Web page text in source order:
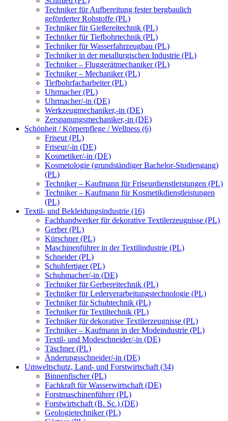
Techniker für Aufbereitung fester bergbaulich
geförderter Rohstoffe (PL)
Techniker für Gießereitechnik (PL)
Techniker für Tiefbohrtechnik (PL)
Techniker für Wasserfahrzeugbau (PL)
Techniker in der metallurgischen Industrie (PL)
Techniker – Fluggerätmechaniker (PL)
Techniker – Mechaniker (PL)
Tiefbohrfacharbeiter (PL)
Uhrmacher (PL)
Uhrmacher/-in (DE)
Werkzeugmechaniker,-in (DE)
Zerspanungsmechaniker,-in (DE)
Schönheit / Körperpflege / Wellness (6)
Friseur (PL)
Friseur/-in (DE)
Kosmetiker/-in (DE)
Kosmetologie (grundständiger Bachelor-Studiengang)
(PL)
Techniker – Kaufmann für Friseurdienstleistungen (PL)
Techniker – Kaufmann für Kosmetikdienstleistungen
(PL)
Textil- und Bekleidungsindustrie (16)
Fachhandwerker für dekorative Textilerzeugnisse (PL)
Gerber (PL)
Kürschner (PL)
Maschinenführer in der Textilindustrie (PL)
Schneider (PL)
Schuhfertiger (PL)
Schuhmacher/-in (DE)
Techniker für Gerbereitechnik (PL)
Techniker für Lederverarbeitungstechnologie (PL)
Techniker für Schuhtechnik (PL)
Techniker für Textiltechnik (PL)
Techniker für dekorative Textilerzeugnisse (PL)
Techniker – Kaufmann in der Modeindustrie (PL)
Textil- und Modeschneider/-in (DE)
Täschner (PL)
Änderungsschneider/-in (DE)
Umweltschutz, Land- und Forstwirtschaft (34)
Binnenfischer (PL)
Fachkraft für Wasserwirtschaft (DE)
Forstmaschinenführer (PL)
Forstwirtschaft (B. Sc.) (DE)
Geologietechniker (PL)